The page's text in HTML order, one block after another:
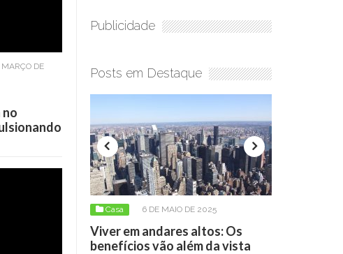
MARÇO DE
no
Publicidade
Posts em Destaque
6 DE MAIO DE 2025
Viver em andares altos: Os
benefícios vão além da vista
Casa
Loja de
como escolher o